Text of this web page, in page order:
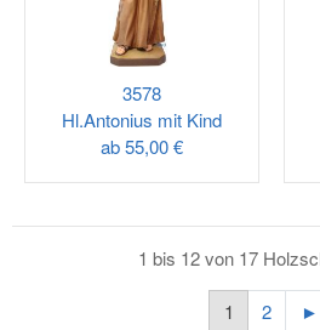
3578
Hl.Antonius mit Kind
ab55,00 €
1 bis 12 von 17
1 2 ►